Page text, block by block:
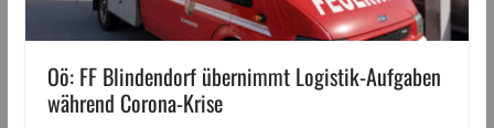
Oö: FF Blindendorf übernimmt Logistik-Aufgaben
während Corona-Krise